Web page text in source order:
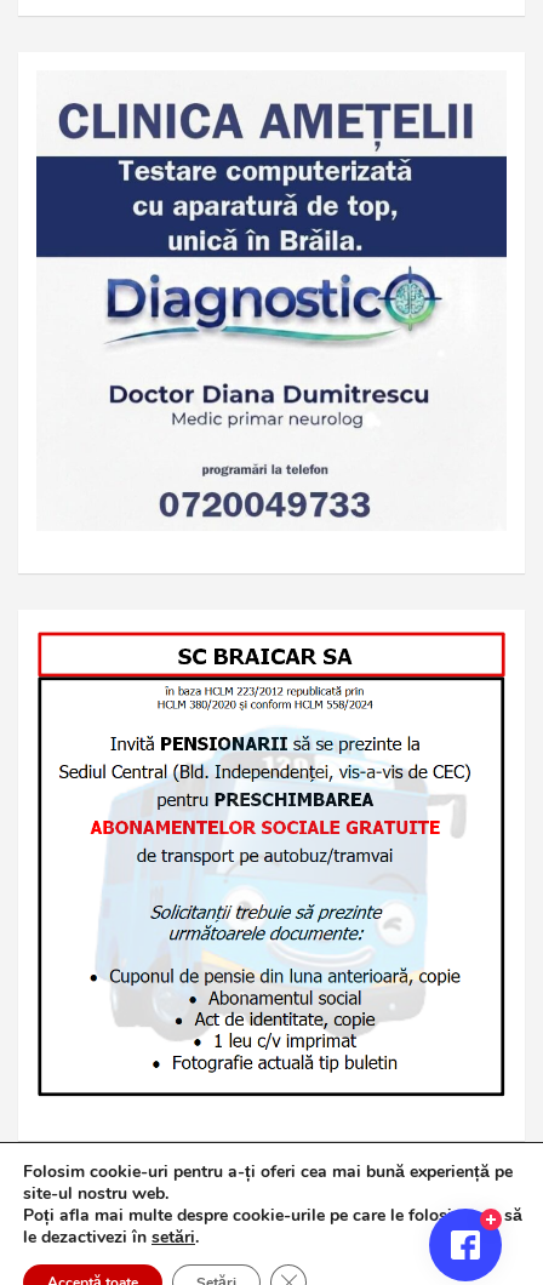
Copyright © 2026Jurnalul de Brăila
Politică de confidențialitate
Theme Horse
Folosim cookie-uri pentru a-ți oferi cea mai bună experiență pe
site-ul nostru web.
Poți afla mai multe despre cookie-urile pe care le folosim sau să
le dezactivezi în setări.
Close GDPR Cookie Banner